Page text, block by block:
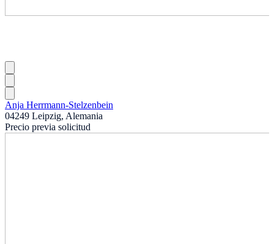
Anja Herrmann-Stelzenbein
04249 Leipzig, Alemania
Precio previa solicitud